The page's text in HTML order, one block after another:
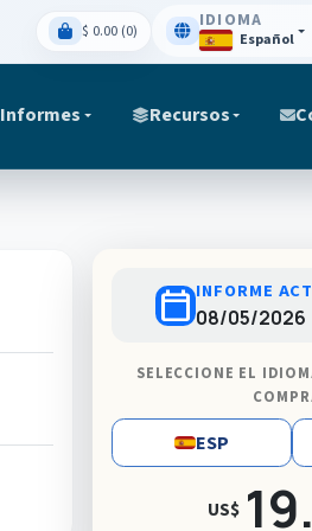
$ 0.00 (0) IDIOMA
Español
Informes Recursos
calendar_todayINFORME
08/05/2026
SELECCIONE EL
ESP
US$